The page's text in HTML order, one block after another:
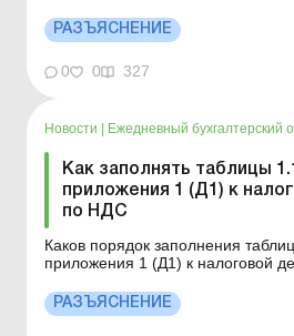
по нулевой ставке? Порядок заполнения и
представления налоговой
добавленную стоимость
Минфина от 28.01.2016 ...
РАЗЪЯСНЕНИЕ
0 0 327
Новости Ежедневный бухгалтерский
Как заполнять таблицы
приложения 1 (Д1) к
по НДС
Каков порядок заполнения
приложения 1 (Д1) к налоговой
отчетности по налогу на
утвержден приказом Минфина
РАЗЪЯСНЕНИЕ